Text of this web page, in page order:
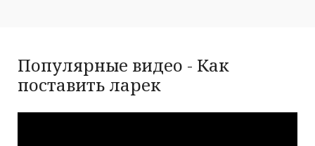
Популярные видео - Как
поставить ларек